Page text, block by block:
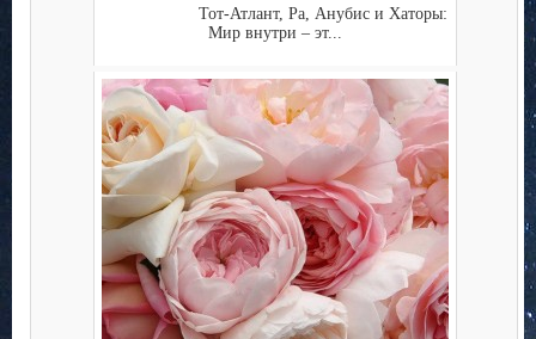
Тот-Атлант, Ра, Анубис и Хаторы:
Мир внутри – эт...